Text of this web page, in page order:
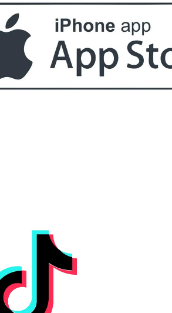
БЕЗПЛАТНО
40.00 (78.23 лв.)
Стипца 20 броя в кибрит
тип щъркел 1 брой